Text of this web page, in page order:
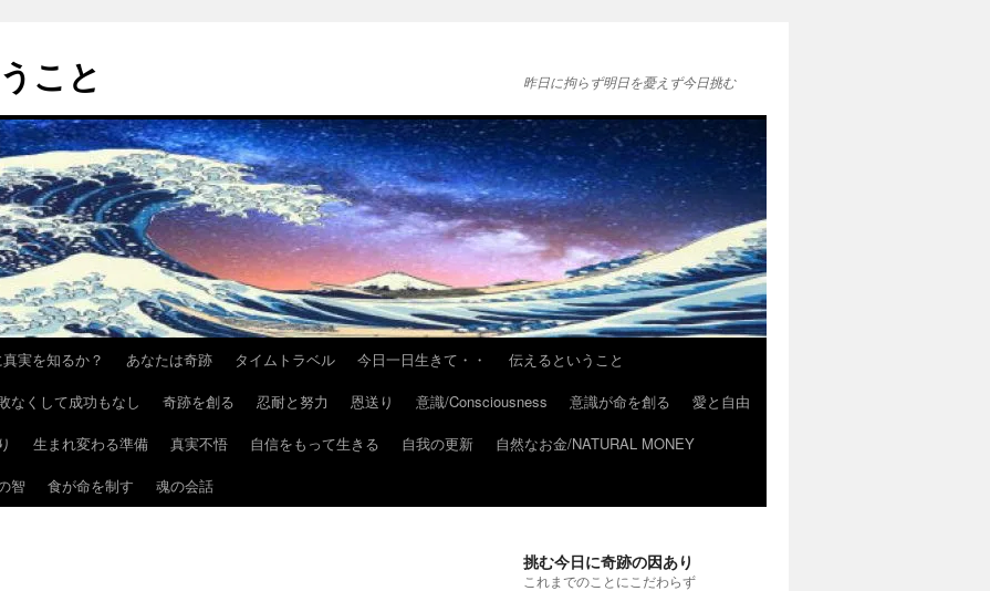
こと 昨日に拘らず明日を憂えず今日挑む
実を知るか？ あなたは奇跡 タイムトラベル 今日一日生きて・・
伝えるということ
なくして成功もなし 奇跡を創る 忍耐と努力 恩送り 意識/Consciousness 意識が命を創る
愛と自由
生まれ変わる準備 真実不悟 自信をもって生きる 自我の更新
自然なお金/NATURAL MONEY
智 食が命を制す 魂の会話
挑む今日に奇跡の因あり
これまでのことにこだわらず